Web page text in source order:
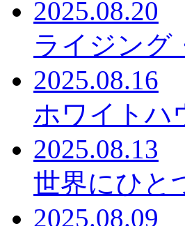
2025.08.20
ライジング
2025.08.16
ホワイトハ
2025.08.13
世界にひと
2025.08.09